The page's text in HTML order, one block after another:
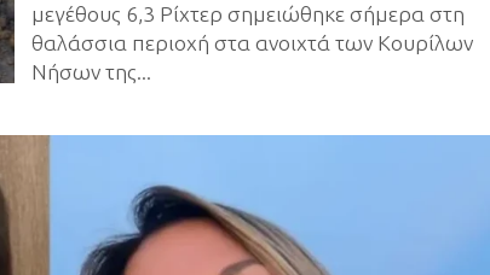
μεγέθους 6,3 Ρίχτερ σημειώθηκε σήμερα στη
θαλάσσια περιοχή στα ανοιχτά των Κουρίλων
Νήσων της...